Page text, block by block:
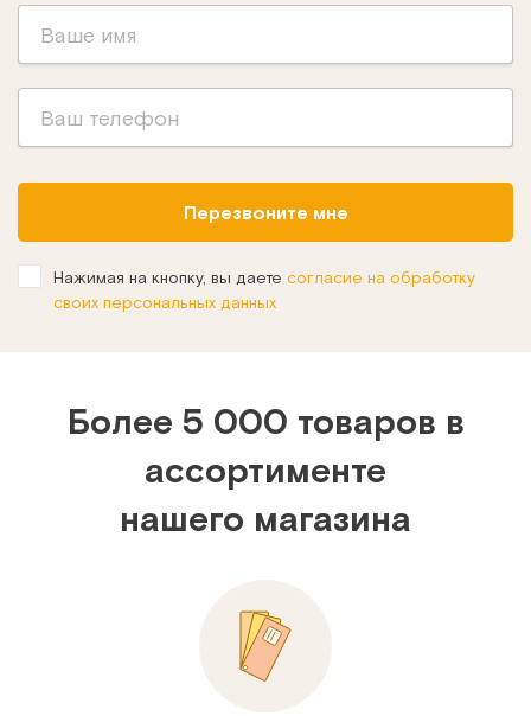
Перезвоните мне
Нажимая на кнопку, вы даете согласие на обработку
своих персональных данных
Более 5 000 товаров в
ассортименте
нашего магазина